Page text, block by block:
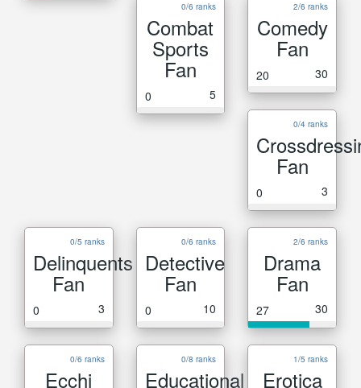
0/6 ranks
Combat
Sports
Fan
0 5
2/6 ranks
Comedy
Fan
20 30
0/4 ranks
Fan
0 3
0/5 ranks
Delinquents
Fan
0 3
0/6 ranks
Detective
Fan
0 10
2/6 ranks
Drama
Fan
27 30
0/6 ranks
Ecchi
0/8 ranks
Educational
1/5 ranks
Erotica